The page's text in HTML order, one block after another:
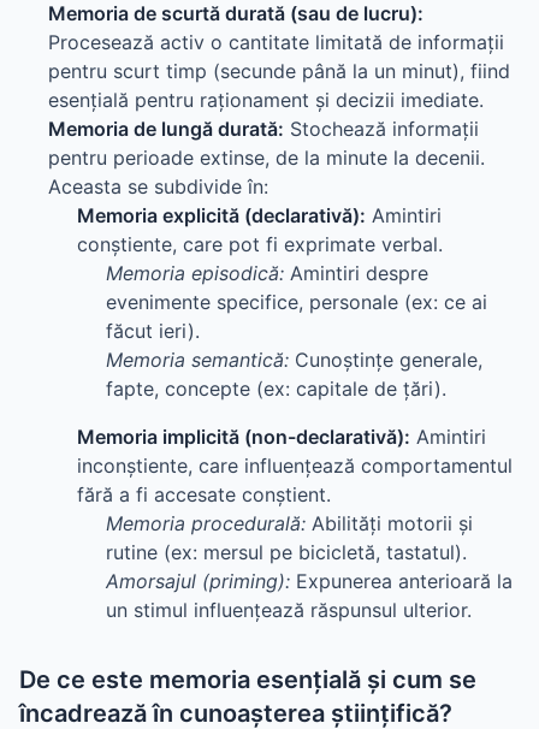
Memoria de scurtă durată (sau de lucru):
Procesează activ o cantitate limitată de informații
pentru scurt timp (secunde până la un minut), fiind
esențială pentru raționament și decizii imediate.
Memoria de lungă durată: Stochează informații
pentru perioade extinse, de la minute la decenii.
Aceasta se subdivide în:
Memoria explicită (declarativă): Amintiri
conștiente, care pot fi exprimate verbal.
Memoria episodică: Amintiri despre
evenimente specifice, personale (ex: ce ai
făcut ieri).
Memoria semantică: Cunoștințe generale,
fapte, concepte (ex: capitale de țări).
Memoria implicită (non-declarativă): Amintiri
inconștiente, care influențează comportamentul
fără a fi accesate conștient.
Memoria procedurală: Abilități motorii și
rutine (ex: mersul pe bicicletă, tastatul).
Amorsajul (priming): Expunerea anterioară la
un stimul influențează răspunsul ulterior.
De ce este memoria esențială și cum se
încadrează în cunoașterea științifică?